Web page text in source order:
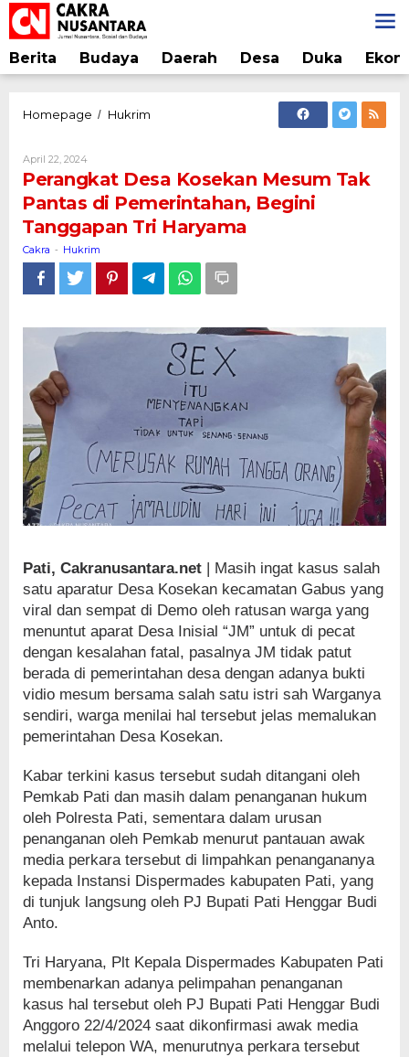
Lewati
ke
konten
Berita Budaya Daerah Desa Duka
Homepage / Hukrim
Tak
Pantas
di
Pemerintahan,
Begini
Tanggapan
Tri
April 22, 2024Oleh
Cakra
Perangkat Desa Kosekan Mesum Tak
Pantas di Pemerintahan, Begini
Tanggapan Tri Haryama
Cakra - Hukrim
Pati, Cakranusantara.net | Masih ingat kasus salah
satu aparatur Desa Kosekan kecamatan Gabus yang
viral dan sempat di Demo oleh ratusan warga yang
menuntut aparat Desa Inisial “JM” untuk di pecat
dengan kesalahan fatal, pasalnya JM tidak patut
berada di pemerintahan desa dengan adanya bukti
vidio mesum bersama salah satu istri sah Warganya
sendiri, warga menilai hal tersebut jelas memalukan
pemerintahan Desa Kosekan.
Kabar terkini kasus tersebut sudah ditangani oleh
Pemkab Pati dan masih dalam penanganan hukum
oleh Polresta Pati, sementara dalam urusan
penanganan oleh Pemkab menurut pantauan awak
media perkara tersebut di limpahkan penangananya
kepada Instansi Dispermades kabupaten Pati, yang
di tunjuk langsung oleh PJ Bupati Pati Henggar Budi
Anto.
Tri Haryana, Plt Kepala Dispermades Kabupaten Pati
membenarkan adanya pelimpahan penanganan
kasus hal tersebut oleh PJ Bupati Pati Henggar Budi
Anggoro 22/4/2024 saat dikonfirmasi awak media
melalui telepon WA, menurutnya perkara tersebut